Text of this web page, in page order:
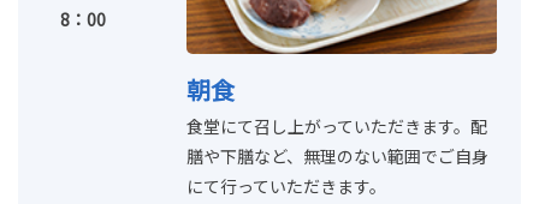
8：00
朝食
食堂にて召し上がっていただきます。配
膳や下膳など、無理のない範囲でご自身
にて行っていただきます。